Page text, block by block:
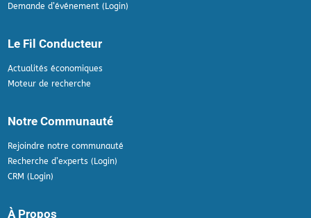
Demande d’événement (Login)
Le Fil Conducteur
Actualités économiques
Moteur de recherche
Notre Communauté
Rejoindre notre communauté
Recherche d’experts (Login)
CRM (Login)
À Propos